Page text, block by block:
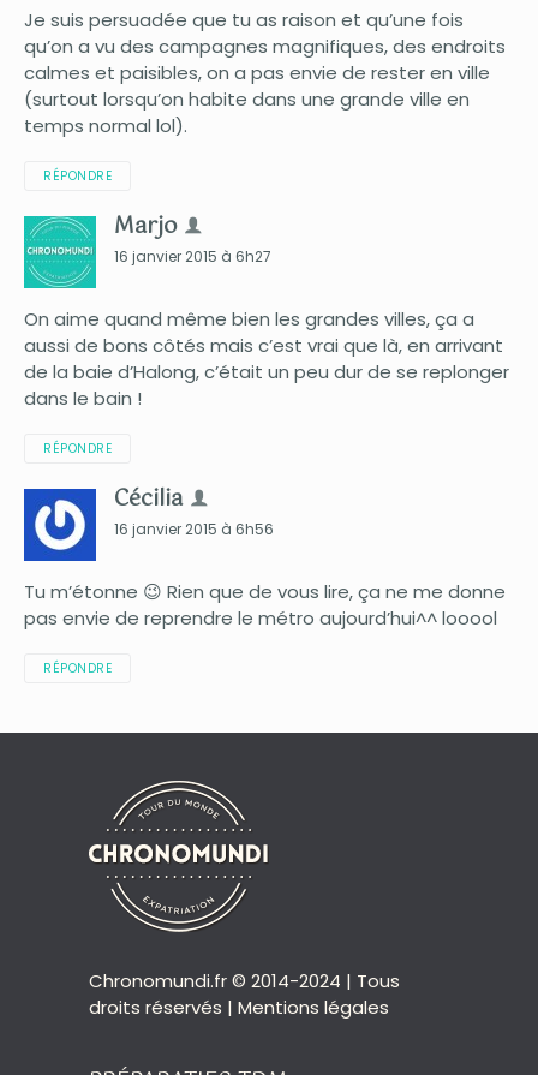
Je suis persuadée que tu as raison et qu’une fois
qu’on a vu des campagnes magnifiques, des endroits
calmes et paisibles, on a pas envie de rester en ville
(surtout lorsqu’on habite dans une grande ville en
temps normal lol).
RÉPONDRE
Marjo
16 janvier 2015 à 6h27
On aime quand même bien les grandes villes, ça a
aussi de bons côtés mais c’est vrai que là, en arrivant
de la baie d’Halong, c’était un peu dur de se replonger
dans le bain !
RÉPONDRE
Cécilia
16 janvier 2015 à 6h56
Tu m’étonne 😉 Rien que de vous lire, ça ne me donne
pas envie de reprendre le métro aujourd’hui^^ looool
RÉPONDRE
Chronomundi.fr © 2014-2024 | Tous
droits réservés | Mentions légales